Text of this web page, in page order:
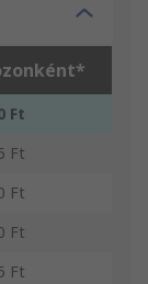
Ft
Ft
Ft
Ft
Ft